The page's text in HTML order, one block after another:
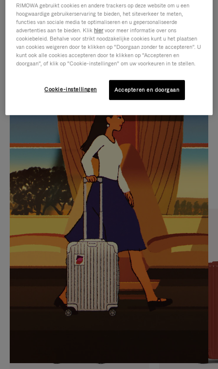
IS
NIET
GEPAUZEERD,
DRUK
OP
OM
TE
PAUZEREN
GELUID
VAN
DE
VIDEO
IS
UITGESCHAKELD.
DRUK
HIER
OM
HET
DEMPEN
OP
SELECTIE VAN GESCHENKEN
Ontdek de perfecte metgezel
voor elke reis
RIMOWA gebruikt cookies en andere trackers op deze website om u een
hoogwaardige gebruikerservaring te bieden, het siteverkeer te meten,
functies van sociale media te optimaliseren en u gepersonaliseerde
advertenties aan te bieden. Klik hiervoor meer informatie over ons
cookiebeleid. Behalve voor strikt noodzakelijke cookies kunt u het plaatsen
van cookies weigeren door te klikken op “Doorgaan zonder te accepteren”. U
kunt ook alle cookies accepteren door te klikken op “Accepteren en
doorgaan”, of klik op “Cookie-instellingen” om uw voorkeuren in te stellen.
Cookie-instellingen Accepteren en doorgaan